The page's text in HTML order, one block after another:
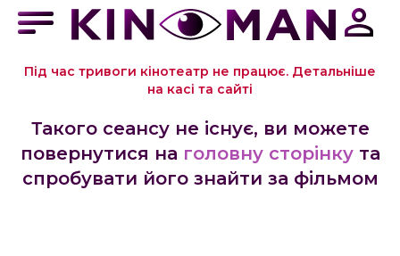
Під час тривоги кінотеатр не працює. Детальніше
на касі та сайті
Такого сеансу не існує, ви можете
повернутися на головну сторінку та
спробувати його знайти за фільмом